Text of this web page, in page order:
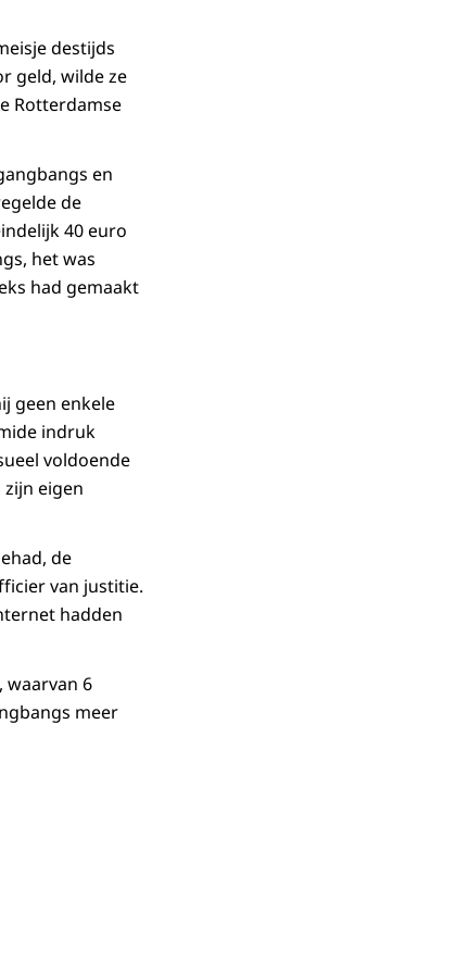
destijds
geld, wilde ze
Rotterdamse
en
de
40 euro
het was
had gemaakt
geen enkele
indruk
voldoende
eigen
de
van justitie.
hadden
waarvan 6
meer